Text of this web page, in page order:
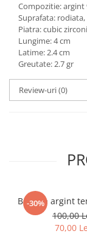
marimea 56
marimea 57
marimea 58
marimea 59
marimea 61
Compozitie: argint
Suprafata:
Piatra: cubic
Lungime: 4 cm
Latime: 2.4 cm
Greutate: 2.7 gr
Review-uri(0)
-30%
Bratara argint
100,00
70,00